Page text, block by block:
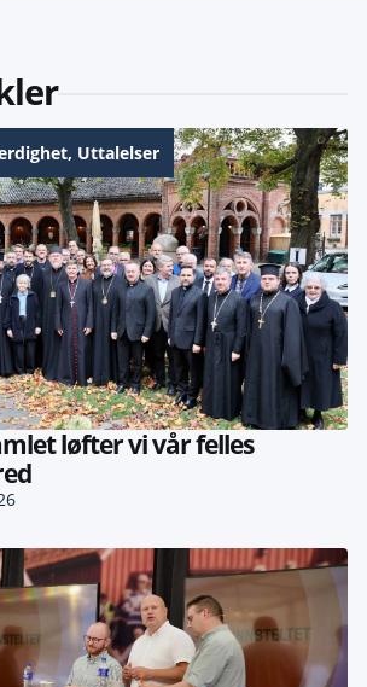
, Uttalelser
løfter vi vår felles